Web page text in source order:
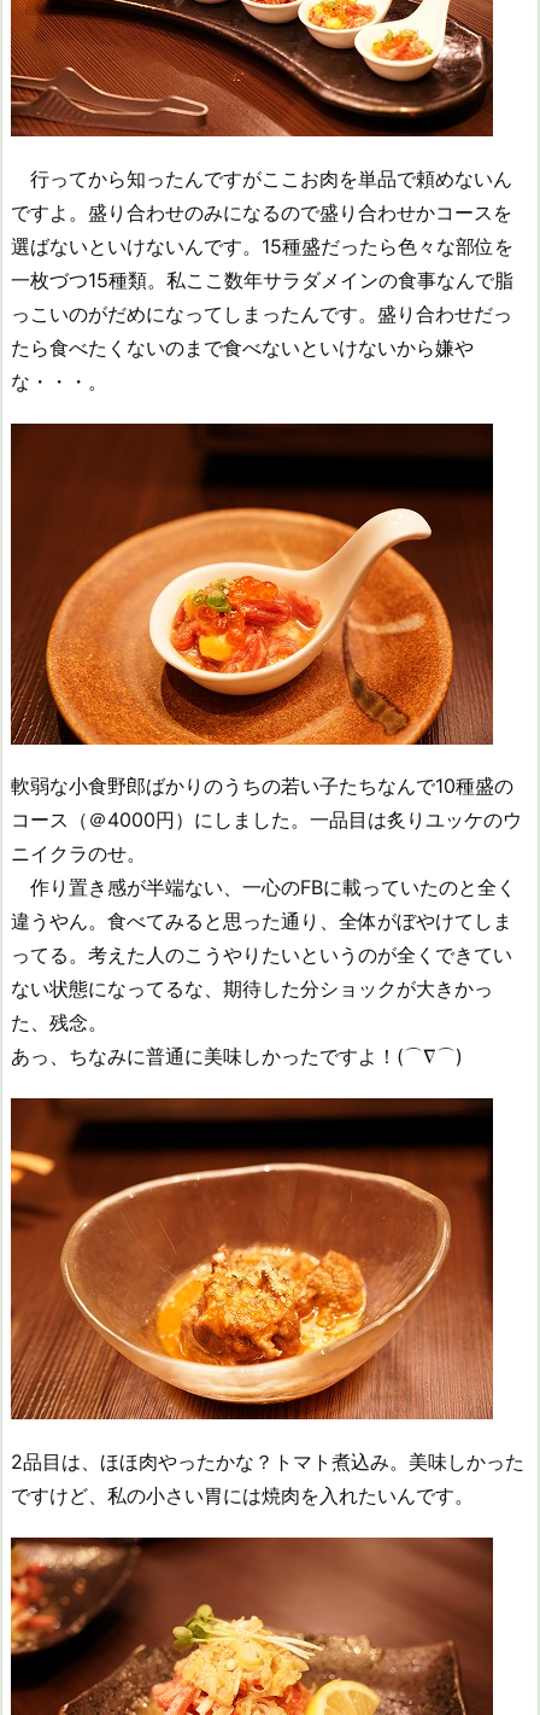
行ってから知ったんですがここお肉を単品で頼めないん
ですよ。盛り合わせのみになるので盛り合わせかコースを
選ばないといけないんです。15種盛だったら色々な部位を
一枚づつ15種類。私ここ数年サラダメインの食事なんで脂
っこいのがだめになってしまったんです。盛り合わせだっ
たら食べたくないのまで食べないといけないから嫌や
な・・・。
軟弱な小食野郎ばかりのうちの若い子たちなんで10種盛の
コース（＠4000円）にしました。一品目は炙りユッケのウ
ニイクラのせ。
作り置き感が半端ない、一心のFBに載っていたのと全く
違うやん。食べてみると思った通り、全体がぼやけてしま
ってる。考えた人のこうやりたいというのが全くできてい
ない状態になってるな、期待した分ショックが大きかっ
た、残念。
あっ、ちなみに普通に美味しかったですよ！(⌒∇⌒)
2品目は、ほほ肉やったかな？トマト煮込み。美味しかった
ですけど、私の小さい胃には焼肉を入れたいんです。